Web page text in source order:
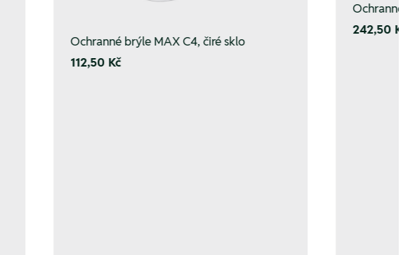
Ochranné brýle MAX C4, čiré sklo
112,50 Kč
Ochranné
242,50 Kč